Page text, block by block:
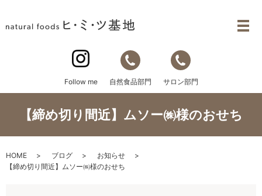
Follow me 自然食品部門 サロン部門
【締め切り間近】ムソー㈱様のおせち
HOME ブログ
お知らせ
【締め切り間近】ムソー㈱様のおせち